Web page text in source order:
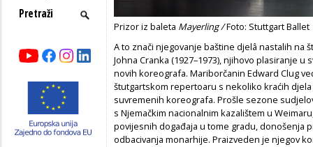
Prizor iz baleta Mayerling /Foto: Stuttgart Ballet
A to znači njegovanje baštine djelâ nastalih na
Johna Cranka (1927–1973), njihovo plasiranje
novih koreografa. Mariborčanin Edward Clug
štutgartskom repertoaru s nekoliko kraćih
suvremenih koreografa. Prošle sezone
s Njemačkim nacionalnim kazalištem u
povijesnih događaja u tome gradu, donošenja
odbacivanja monarhije. Praizveden je njegov